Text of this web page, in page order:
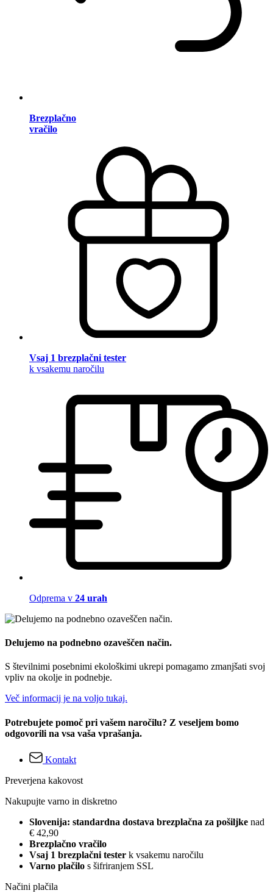
Brezplačno
vračilo
Vsaj 1 brezplačni tester
k vsakemu naročilu
Odprema v 24 urah
Delujemo na podnebno ozaveščen način.
S številnimi posebnimi ekološkimi ukrepi pomagamo zmanjšati svoj
vpliv na okolje in podnebje.
Več informacij je na voljo tukaj.
Potrebujete pomoč pri vašem naročilu? Z veseljem bomo
odgovorili na vsa vaša vprašanja.
Kontakt
Preverjena kakovost
Nakupujte varno in diskretno
Slovenija: standardna dostava brezplačna za pošiljke nad
€ 42,90
Brezplačno vračilo
Vsaj 1 brezplačni tester k vsakemu naročilu
Varno plačilo s šifriranjem SSL
Načini plačila